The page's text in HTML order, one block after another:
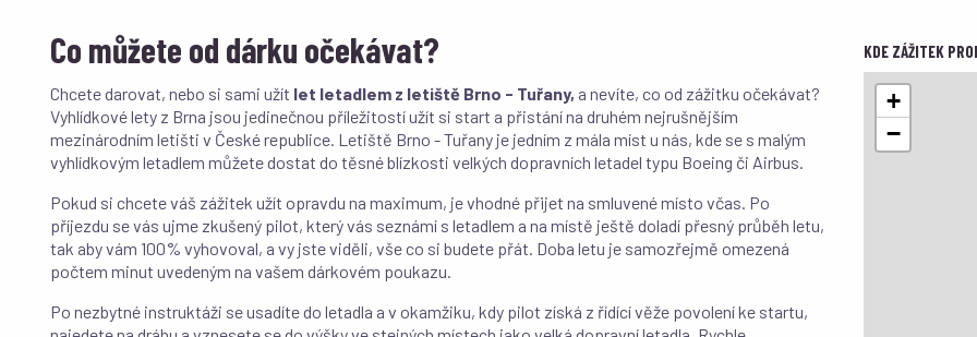
Co můžete od dárku očekávat?
Chcete darovat, nebo si sami užít let letadlem z letiště Brno - Tuřany, a nevíte, co od zážitku očekávat?
Vyhlídkové lety z Brna jsou jedinečnou příležitostí užít si start a přistání na druhém nejrušnějším
mezinárodním letišti v České republice. Letiště Brno - Tuřany je jedním z mála míst u nás, kde se s malým
vyhlídkovým letadlem můžete dostat do těsné blízkosti velkých dopravních letadel typu Boeing či Airbus.
Pokud si chcete váš zážitek užít opravdu na maximum, je vhodné přijet na smluvené místo včas. Po
příjezdu se vás ujme zkušený pilot, který vás seznámí s letadlem a na místě ještě doladí přesný průběh letu,
tak aby vám 100% vyhovoval, a vy jste viděli, vše co si budete přát. Doba letu je samozřejmě omezená
počtem minut uvedeným na vašem dárkovém poukazu.
Po nezbytné instruktáži se usadíte do letadla a v okamžiku, kdy pilot získá z řídící věže povolení ke startu,
KDE ZÁŽITEK
+
−